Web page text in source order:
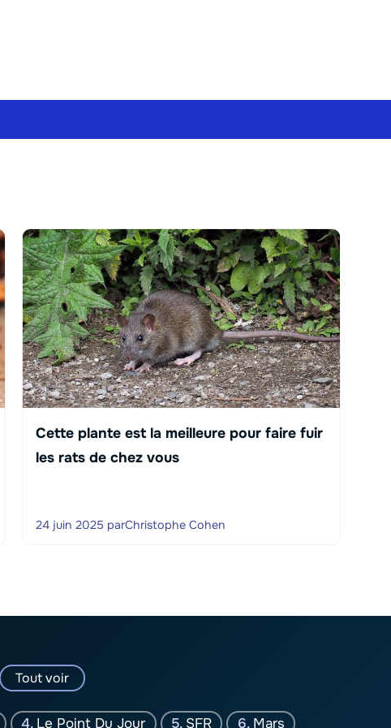
Cette plante est la meilleure pour faire fuir
les rats de chez vous
24 juin 2025 parChristophe Cohen
Tout voir
Le Point Du Jour SFR Mars